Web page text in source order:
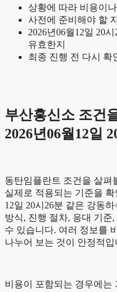
상황에 따라 비용이
사전에 준비해야 할
2026년06월12일 20
유효한지
최종 진행 전 다시 확
부산흥신소 조건
2026년06월12일
동탄임플란트 조건을 살펴
실제로 적용되는 기준을
12일 20시26분 같은 강동
방식, 진행 절차, 응대 기준
수 있습니다. 여러 정보를
나누어 보는 것이 안정적입
비용이 포함되는 경우에는